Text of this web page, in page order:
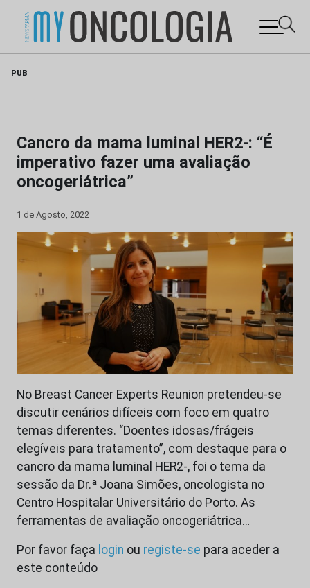
PUB
Cancro da mama luminal HER2-: “É
imperativo fazer uma avaliação
oncogeriátrica”
1 de Agosto, 2022
No Breast Cancer Experts Reunion pretendeu-se
discutir cenários difíceis com foco em quatro
temas diferentes. “Doentes idosas/frágeis
elegíveis para tratamento”, com destaque para o
cancro da mama luminal HER2-, foi o tema da
sessão da Dr.ª Joana Simões, oncologista no
Centro Hospitalar Universitário do Porto. As
ferramentas de avaliação oncogeriátrica…
Por favor faça login ou registe-se para aceder a
este conteúdo